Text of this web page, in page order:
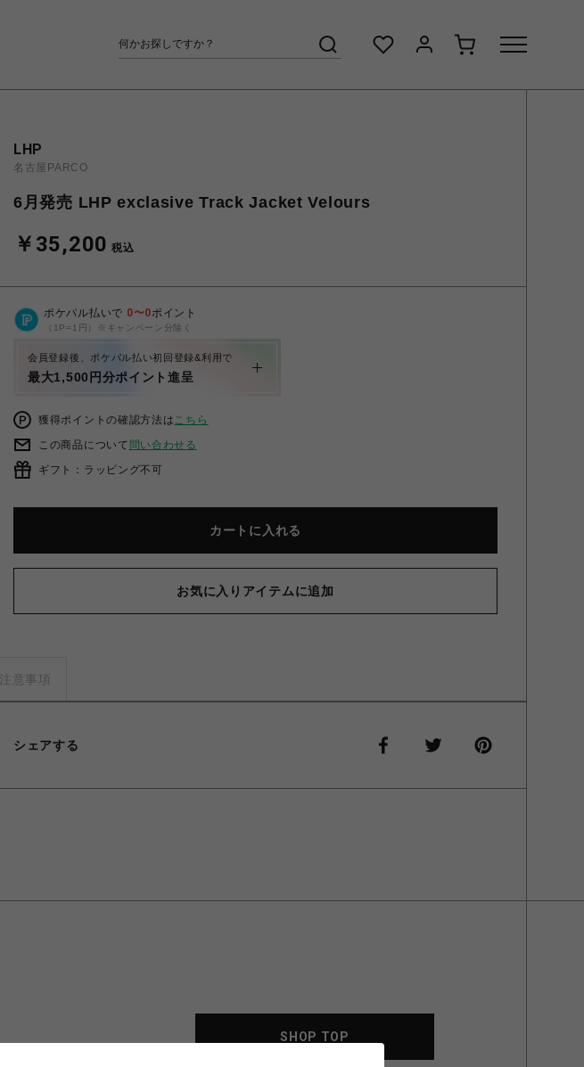
LHP
名古屋PARCO
6月発売 LHP exclasive Track Jacket Velours
￥35,200 税込
ポケパル払いで 0〜0ポイント
（1P=1円）※キャンペーン分除く
会員登録後、ポケパル払い初回登録&利用で
最大1,500円分ポイント進呈
獲得ポイントの確認方法はこちら
この商品について 問い合わせる
ギフト：ラッピング不可
カートに入れる
お気に入りアイテムに追加
注意事項
シェアする
SHOP TOP